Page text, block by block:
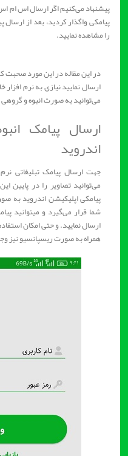
پیشنهاد ‌می‌کنیم اگر ارسال اس ام
پیامکی واگذار کردید، بعد از ارسال
را مشاهده نمایید.
در این مقاله در این مورد صحبت
ارسال نمایید نیازی به نرم افزار
می‌توانید به صورت انبوه و گروهی
ارسال پیامک
اندروید
جهت ارسال پیامک تبلیغاتی
می‌توانید تصاویر را در پایین
پیامکی اپلیکیشن اندروید به
شما قرار می‌گیرد و میتوانید
ارسال نمایید. و حتی امکان
همراه به صورت ریسپانسیو نیز